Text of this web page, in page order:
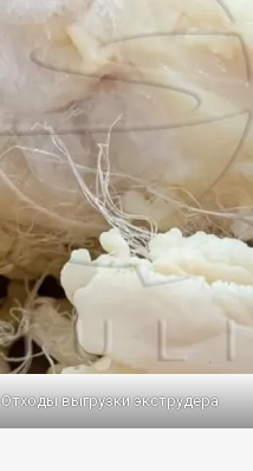
Отходы выгрузки экструдера